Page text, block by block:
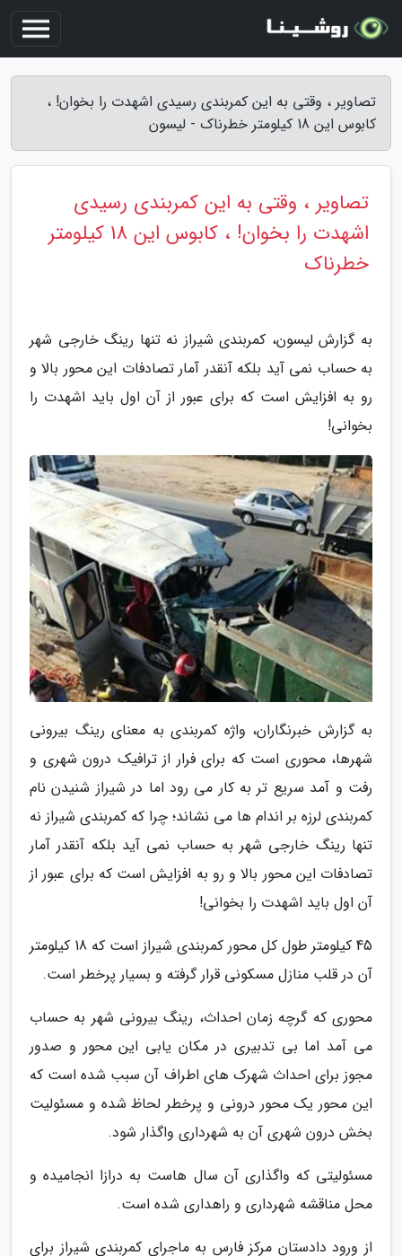
تصاویر ، وقتی به این کمربندی رسیدی اشهدت را بخوان! ،
کابوس این 18 کیلومتر خطرناک - لیسون
تصاویر ، وقتی به این کمربندی رسیدی
اشهدت را بخوان! ، کابوس این 18 کیلومتر
خطرناک
به گزارش لیسون، کمربندی شیراز نه تنها رینگ خارجی شهر
به حساب نمی آید بلکه آنقدر آمار تصادفات این محور بالا و
رو به افزایش است که برای عبور از آن اول باید اشهدت را
بخوانی!
به گزارش خبرنگاران، واژه کمربندی به معنای رینگ بیرونی
شهرها، محوری است که برای فرار از ترافیک درون شهری و
رفت و آمد سریع تر به کار می رود اما در شیراز شنیدن نام
کمربندی لرزه بر اندام ها می نشاند؛ چرا که کمربندی شیراز نه
تنها رینگ خارجی شهر به حساب نمی آید بلکه آنقدر آمار
تصادفات این محور بالا و رو به افزایش است که برای عبور از
آن اول باید اشهدت را بخوانی!
45 کیلومتر طول کل محور کمربندی شیراز است که 18 کیلومتر
آن در قلب منازل مسکونی قرار گرفته و بسیار پرخطر است.
محوری که گرچه زمان احداث، رینگ بیرونی شهر به حساب
می آمد اما بی تدبیری در مکان یابی این محور و صدور
مجوز برای احداث شهرک های اطراف آن سبب شده است که
این محور یک محور درونی و پرخطر لحاظ شده و مسئولیت
بخش درون شهری آن به شهرداری واگذار شود.
مسئولیتی که واگذاری آن سال هاست به درازا انجامیده و
محل مناقشه شهرداری و راهداری شده است.
از ورود دادستان مرکز فارس به ماجرای کمربندی شیراز برای